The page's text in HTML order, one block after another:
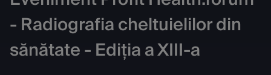
- Radiografia cheltuielilor din
sănătate - Ediția a XIII-a